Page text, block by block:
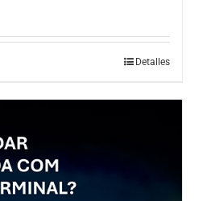
Detalles